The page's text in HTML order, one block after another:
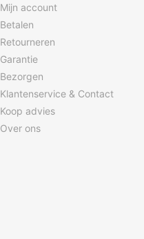
Mijn account
Betalen
Retourneren
Garantie
Bezorgen
Klantenservice & Contact
Koop advies
Over ons